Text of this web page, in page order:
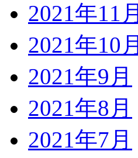
2021年11月
2021年10月
2021年9月
2021年8月
2021年7月